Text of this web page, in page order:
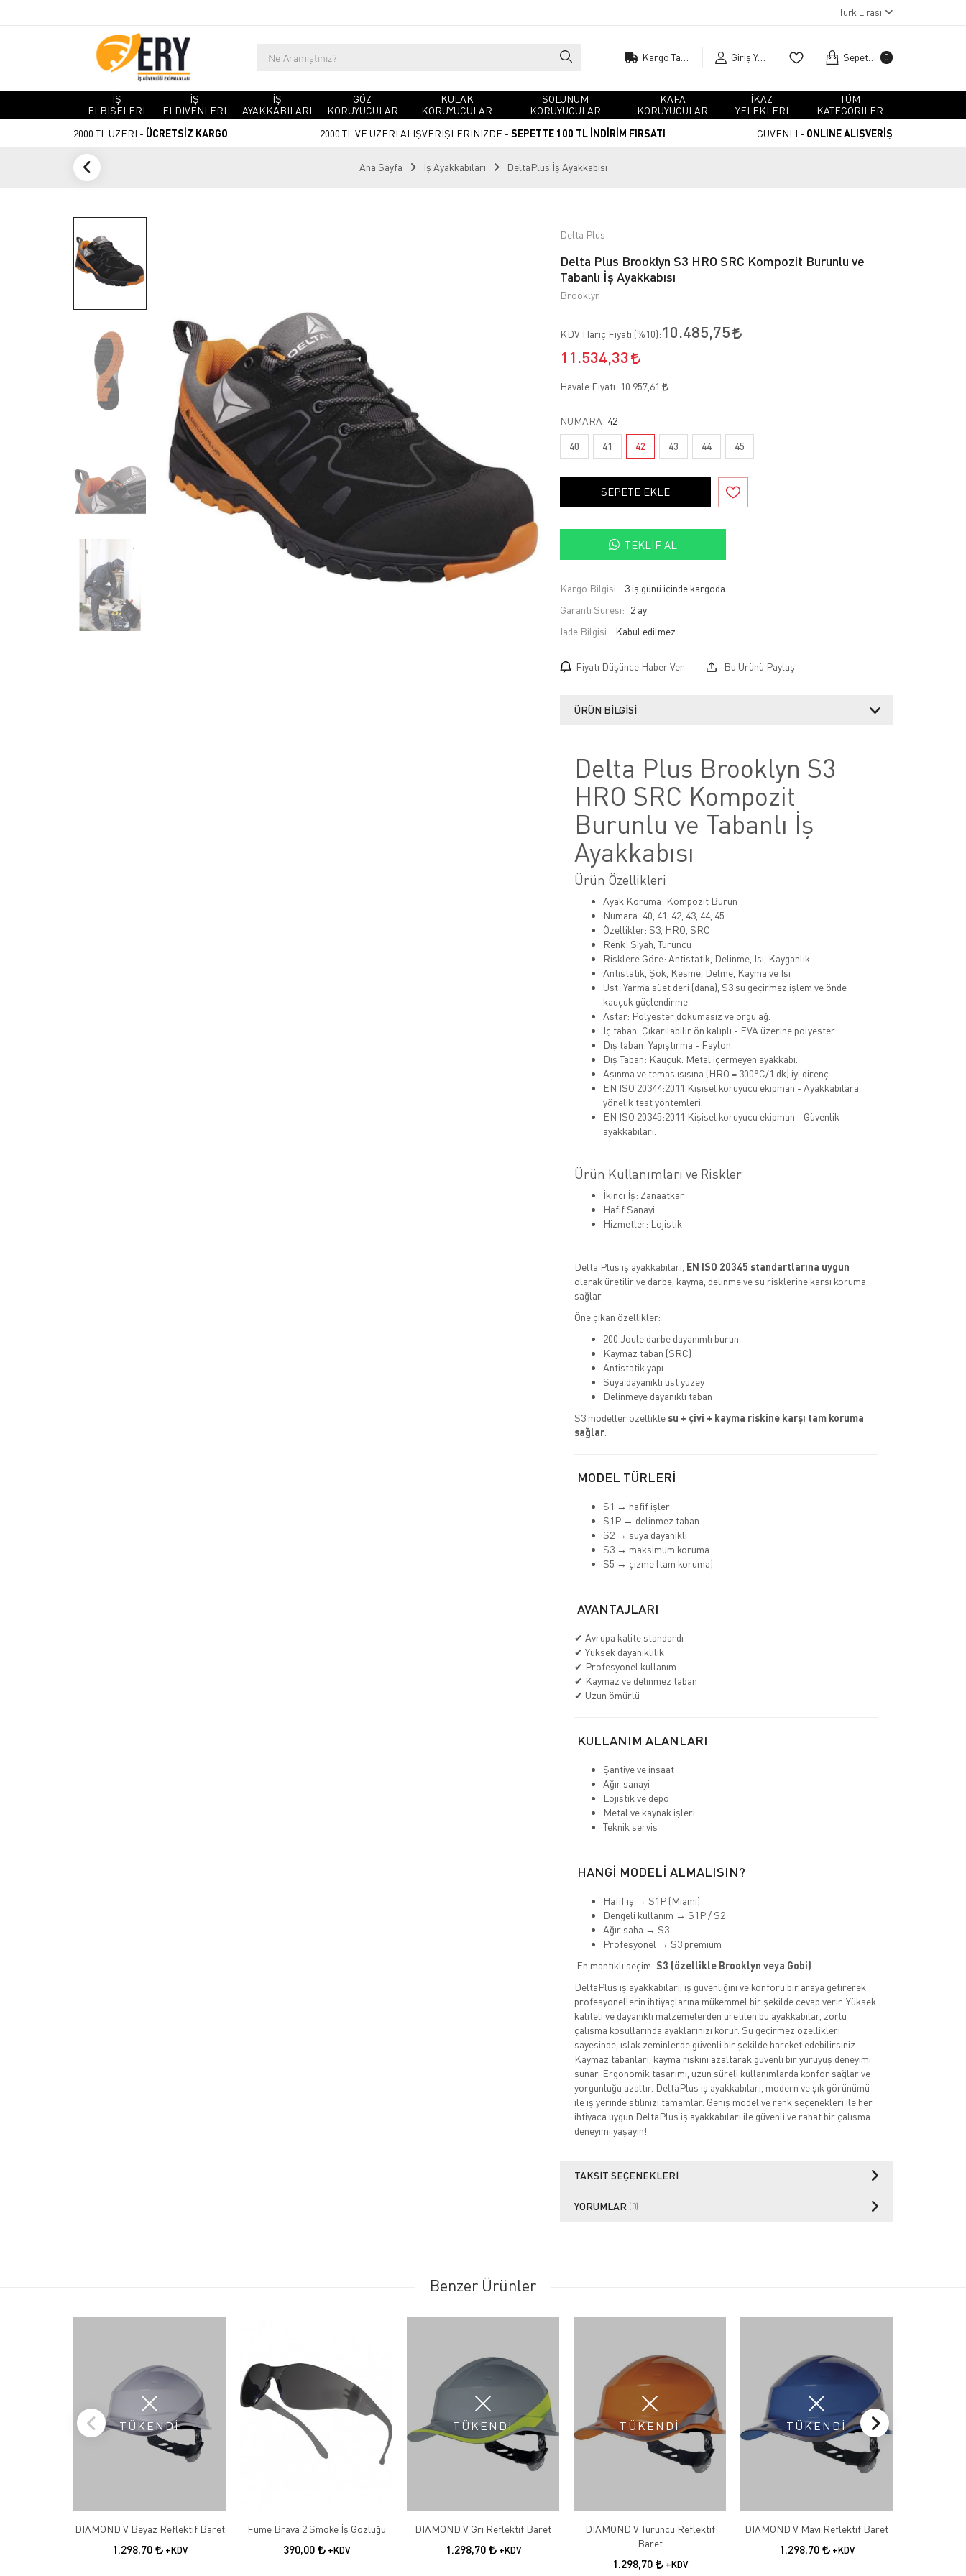
Türk Lirası
Giriş Yap Sepetim 0
İŞ
ELBİSELERİ
İŞ
ELDİVENLERİ
İŞ
AYAKKABILARI
GÖZ
KORUYUCULAR
KULAK
KORUYUCULAR
SOLUNUM
KORUYUCULAR
KAFA
KORUYUCULAR
İKAZ
YELEKLERİ
TÜM
KATEGORİLER
2000 TL ÜZERİ - ÜCRETSİZ KARGO 2000 TL VE ÜZERİ ALIŞVERİŞLERİNİZDE - SEPETTE 100 TL İNDİRİM FIRSATI GÜVENLİ - ONLINE ALIŞVERİŞ
Ana Sayfa İş Ayakkabıları DeltaPlus İş Ayakkabısı
Delta Plus
Delta Plus Brooklyn S3 HRO SRC Kompozit Burunlu ve
Tabanlı İş Ayakkabısı
Brooklyn
KDV Hariç Fiyatı (%10): 10.485,75
11.534,33
Havale Fiyatı: 10.957,61
NUMARA: 42
40 41 42 43 44 45
SEPETE EKLE
TEKLIF AL
Kargo Bilgisi: 3 iş günü içinde kargoda
Garanti Süresi: 2 ay
İade Bilgisi:
Fiyatı Düşünce Haber Ver Bu Ürünü Paylaş
ÜRÜN BILGISI
Delta Plus Brooklyn S3
HRO SRC Kompozit
Burunlu ve Tabanlı İş
Ayakkabısı
Ürün Özellikleri
Ayak Koruma: Kompozit Burun
Numara: 40, 41, 42, 43, 44, 45
Özellikler: S3, HRO, SRC
Renk: Siyah, Turuncu
Risklere Göre: Antistatik, Delinme, Isı, Kayganlık
Antistatik, Şok, Kesme, Delme, Kayma ve Isı
Üst: Yarma süet deri (dana), S3 su geçirmez işlem ve önde
kauçuk güçlendirme.
Astar: Polyester dokumasız ve örgü ağ.
İç taban: Çıkarılabilir ön kalıplı - EVA üzerine polyester.
Dış taban: Yapıştırma - Faylon.
Dış Taban: Kauçuk. Metal içermeyen ayakkabı.
Aşınma ve temas ısısına (HRO = 300°C/1 dk) iyi direnç.
EN ISO 20344:2011 Kişisel koruyucu ekipman - Ayakkabılara
yönelik test yöntemleri.
EN ISO 20345:2011 Kişisel koruyucu ekipman - Güvenlik
ayakkabıları.
Ürün Kullanımları ve Riskler
İkinci İş: Zanaatkar
Hafif Sanayi
Hizmetler: Lojistik
Delta Plus iş ayakkabıları, EN ISO 20345 standartlarına uygun
olarak üretilir ve darbe, kayma, delinme ve su risklerine karşı koruma
sağlar.
Öne çıkan özellikler:
200 Joule darbe dayanımlı burun
Kaymaz taban (SRC)
Antistatik yapı
Suya dayanıklı üst yüzey
Delinmeye dayanıklı taban
S3 modeller özellikle su + çivi + kayma riskine karşı tam koruma
sağlar.
MODEL TÜRLERİ
S1 → hafif işler
S1P → delinmez taban
S2 → suya dayanıklı
S3 → maksimum koruma
S5 → çizme (tam koruma)
AVANTAJLARI
✔ Avrupa kalite standardı
✔ Yüksek dayanıklılık
✔ Profesyonel kullanım
✔ Kaymaz ve delinmez taban
✔ Uzun ömürlü
KULLANIM ALANLARI
Şantiye ve inşaat
Ağır sanayi
Lojistik ve depo
Metal ve kaynak işleri
Teknik servis
HANGİ MODELİ ALMALISIN?
Hafif iş → S1P (Miami)
Dengeli kullanım → S1P / S2
Ağır saha → S3
Profesyonel → S3 premium
En mantıklı seçim: S3 (özellikle Brooklyn veya Gobi)
DeltaPlus iş ayakkabıları, iş güvenliğini ve konforu bir araya getirerek
profesyonellerin ihtiyaçlarına mükemmel bir şekilde cevap verir. Yüksek
kaliteli ve dayanıklı malzemelerden üretilen bu ayakkabılar, zorlu
çalışma koşullarında ayaklarınızı korur. Su geçirmez özellikleri
sayesinde, ıslak zeminlerde güvenli bir şekilde hareket edebilirsiniz.
Kaymaz tabanları, kayma riskini azaltarak güvenli bir yürüyüş deneyimi
sunar. Ergonomik tasarımı, uzun süreli kullanımlarda konfor sağlar ve
yorgunluğu azaltır. DeltaPlus iş ayakkabıları, modern ve şık görünümü
ile iş yerinde stilinizi tamamlar. Geniş model ve renk seçenekleri ile her
ihtiyaca uygun DeltaPlus iş ayakkabıları ile güvenli ve rahat bir çalışma
deneyimi yaşayın!
TAKSIT SEÇENEKLERI
YORUMLAR (0)
Benzer Ürünler
TÜKENDİ
DIAMOND V Beyaz Reflektif Baret
1.298,70 +KDV
Füme Brava 2 Smoke İş Gözlüğü
390,00 +KDV
TÜKENDİ
DIAMOND V Gri Reflektif Baret
1.298,70 +KDV
TÜKENDİ
DIAMOND V Turuncu Reflektif
Baret
1.298,70 +KDV
TÜKENDİ
DIAMOND V Mavi Reflektif Baret
1.298,70 +KDV